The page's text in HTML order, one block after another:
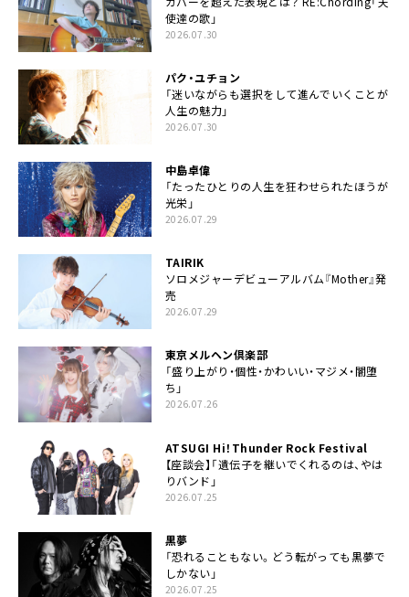
使達の歌」
2026.07.30
パク・ユチョン
「迷いながらも選択をして進んでいくことが
人生の魅力」
2026.07.30
中島卓偉
「たったひとりの人生を狂わせられたほうが
光栄」
2026.07.29
TAIRIK
ソロメジャーデビューアルバム『Mother』発
売
2026.07.29
東京メルヘン倶楽部
「盛り上がり・個性・かわいい・マジメ・闇堕
ち」
2026.07.26
ATSUGI Hi！Thunder Rock Festival
【座談会】「遺伝子を継いでくれるのは、やは
りバンド」
2026.07.25
黒夢
「恐れることもない。どう転がっても黒夢で
しかない」
2026.07.25